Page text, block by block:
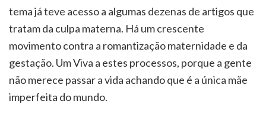
tema já teve acesso a algumas dezenas de artigos que
tratam da culpa materna. Há um crescente
movimento contra a romantização maternidade e da
gestação. Um Viva a estes processos, porque a gente
não merece passar a vida achando que é a única mãe
imperfeita do mundo.